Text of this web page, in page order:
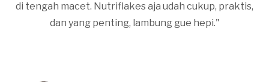
di tengah macet. Nutriflakes aja udah cukup, praktis,
dan yang penting, lambung gue hepi."